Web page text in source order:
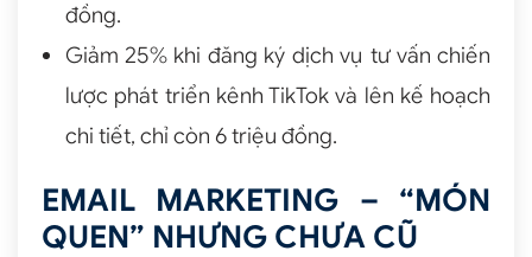
đồng.
Giảm 25% khi đăng ký dịch vụ tư vấn chiến
lược phát triển kênh TikTok và lên kế hoạch
chi tiết, chỉ còn 6 triệu đồng.
EMAIL MARKETING – “MÓN
QUEN” NHƯNG CHƯA CŨ